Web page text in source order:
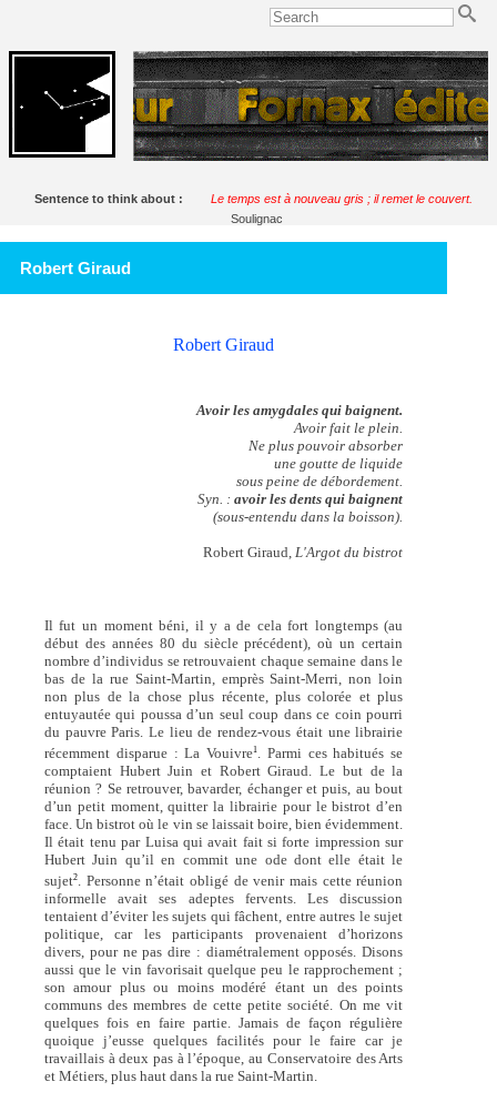
Sentence to think about :
Le temps est à nouveau gris ; il remet le couvert.
Soulignac
Robert Giraud
Robert Giraud
Avoir les amygdales qui baignent.
Avoir fait le plein.
Ne plus pouvoir absorber
une goutte de liquide
sous peine de débordement.
Syn. :avoir les dents qui baignent
(sous-entendu dans la boisson).
Robert Giraud, L'Argot du bistrot
Il fut un moment béni, il y a de cela fort longtemps (au
début des années 80 du siècle précédent), où un certain
nombre d’individus se retrouvaient chaque semaine dans le
bas de la rue Saint-Martin, emprès Saint-Merri, non loin
non plus de la chose plus récente, plus colorée et plus
entuyautée qui poussa d’un seul coup dans ce coin pourri
du pauvre Paris. Le lieu de rendez-vous était une librairie
récemment disparue : La Vouivre1 . Parmi ces habitués se
comptaient Hubert Juin et Robert Giraud. Le but de la
réunion ? Se retrouver, bavarder, échanger et puis, au bout
d’un petit moment, quitter la librairie pour le bistrot d’en
face. Un bistrot où le vin se laissait boire, bien évidemment.
Il était tenu par Luisa qui avait fait si forte impression sur
Hubert Juin qu’il en commit une ode dont elle était le
sujet2. Personne n’était obligé de venir mais cette réunion
informelle avait ses adeptes fervents. Les discussion
tentaient d’éviter les sujets qui fâchent, entre autres le sujet
politique, car les participants provenaient d’horizons
divers, pour ne pas dire : diamétralement opposés. Disons
aussi que le vin favorisait quelque peu le rapprochement ;
son amour plus ou moins modéré étant un des points
communs des membres de cette petite société. On me vit
quelques fois en faire partie. Jamais de façon régulière
quoique j’eusse quelques facilités pour le faire car je
travaillais à deux pas à l’époque, au Conservatoire des Arts
et Métiers, plus haut dans la rue Saint-Martin.